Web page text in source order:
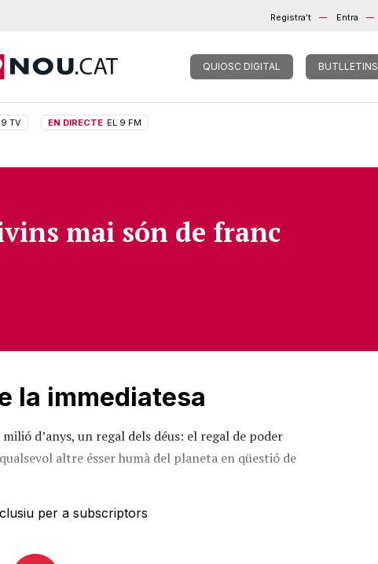
Registra't Entra
QUIOSC DIGITAL BUTLLETINS
9 TV EN DIRECTE EL 9 FM
mai són de franc
la immediatesa
d’anys, un regal dels déus: el regal de poder
altre ésser humà del planeta en qüestió de
per a subscriptors